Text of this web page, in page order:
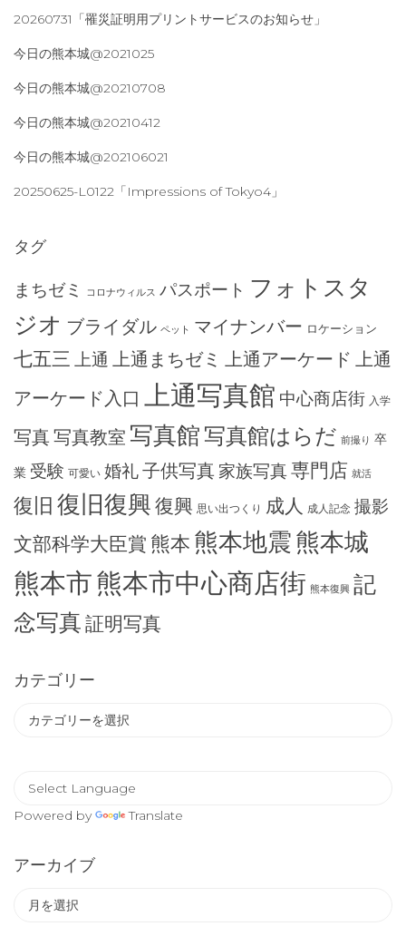
20260731「罹災証明用プリントサービスのお知らせ」
今日の熊本城@2021025
今日の熊本城@20210708
今日の熊本城@20210412
今日の熊本城@202106021
20250625-L0122「Impressions of Tokyo4」
タグ
まちゼミ コロナウィルス パスポート フォトスタ
ジオ ブライダル ペット マイナンバー ロケーション
七五三 上通 上通まちゼミ 上通アーケード
上通
アーケード入口
上通写真館 中心商店街 入学
写真写真教室 写真館 写真館はらだ 前撮り 卒
業 受験 可愛い 婚礼子供写真 家族写真専門店 就活
復旧 復旧復興 復興 思い出つくり 成人 成人記念 撮影
文部科学大臣賞 熊本 熊本地震熊本城
熊本市熊本市中心商店街 熊本復興 記
念写真証明写真
カテゴリー
Powered by
Translate
アーカイブ